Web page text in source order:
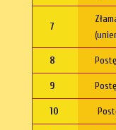
7
8
9
10